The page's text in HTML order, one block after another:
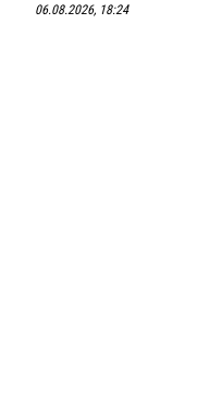
06.08.2026, 18:24